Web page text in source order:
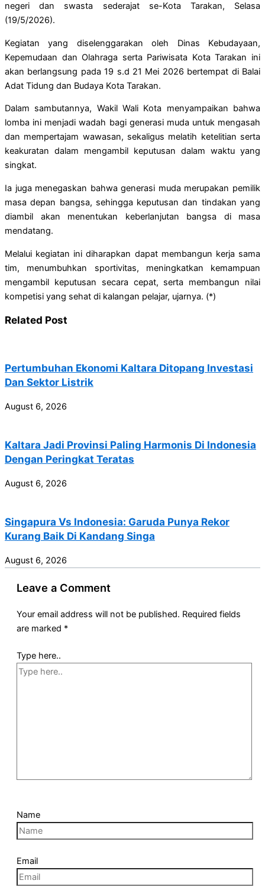
negeri dan swasta sederajat se-Kota Tarakan, Selasa
(19/5/2026).
Kegiatan yang diselenggarakan oleh Dinas Kebudayaan,
Kepemudaan dan Olahraga serta Pariwisata Kota Tarakan ini
akan berlangsung pada 19 s.d 21 Mei 2026 bertempat di Balai
Adat Tidung dan Budaya Kota Tarakan.
Dalam sambutannya, Wakil Wali Kota menyampaikan bahwa
lomba ini menjadi wadah bagi generasi muda untuk mengasah
dan mempertajam wawasan, sekaligus melatih ketelitian serta
keakuratan dalam mengambil keputusan dalam waktu yang
singkat.
Ia juga menegaskan bahwa generasi muda merupakan pemilik
masa depan bangsa, sehingga keputusan dan tindakan yang
diambil akan menentukan keberlanjutan bangsa di masa
mendatang.
Melalui kegiatan ini diharapkan dapat membangun kerja sama
tim, menumbuhkan sportivitas, meningkatkan kemampuan
mengambil keputusan secara cepat, serta membangun nilai
kompetisi yang sehat di kalangan pelajar, ujarnya. (*)
Related Post
Pertumbuhan Ekonomi Kaltara Ditopang Investasi
Dan Sektor Listrik
August 6, 2026
Kaltara Jadi Provinsi Paling Harmonis Di Indonesia
Dengan Peringkat Teratas
August 6, 2026
Singapura Vs Indonesia: Garuda Punya Rekor
Kurang Baik Di Kandang Singa
August 6, 2026
Leave a Comment
Your email address will not be published. Required fields
are marked *
Type here..
Name
Email